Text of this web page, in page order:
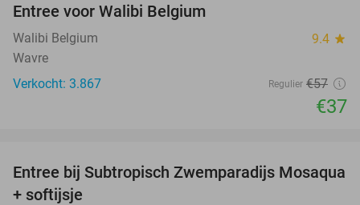
Entree voor Walibi Belgium
Walibi Belgium 9.4 star
Wavre
Verkocht: 3.867
Regulier €57
€37
25%
Entree bij Subtropisch Zwemparadijs Mosaqua
+ softijsje